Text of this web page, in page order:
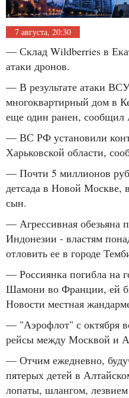
7 августа, 20:30
— Склад Wildberries в
атаки дронов.
— В результате атаки
многоквартирный дом в
еще один ранен, сообщил
— ВС РФ установили
Харьковской области,
— Почти 5 миллионов
детсада в Новой Москве,
сын.
— Агрессивная обезьяна
Индонезии - властям
отловить ее в городе
— Россиянка погибла на
Шамони во Франции, ей
Новости местная
— "Аэрофлот" с октября
рейсы между Москвой и
— Отчим ежедневно,
пятерых детей в
лопаты, шлангом, лезвием